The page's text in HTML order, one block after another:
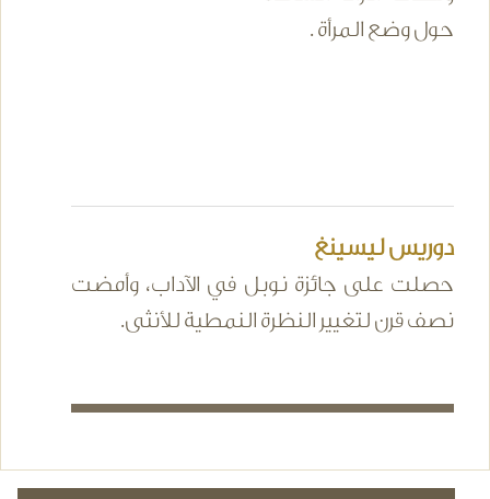
حول وضع المرأة .
دوريس ليسينغ
حصلت على جائزة نوبل في الآداب، وأمضت
نصف قرن لتغيير النظرة النمطية للأنثى.